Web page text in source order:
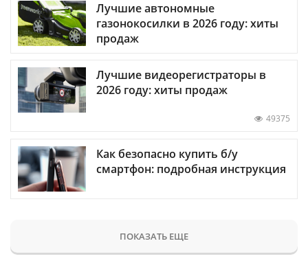
Лучшие автономные
газонокосилки в 2026 году: хиты
продаж
Лучшие видеорегистраторы в
2026 году: хиты продаж
49375
Как безопасно купить б/у
смартфон: подробная инструкция
ПОКАЗАТЬ ЕЩЕ